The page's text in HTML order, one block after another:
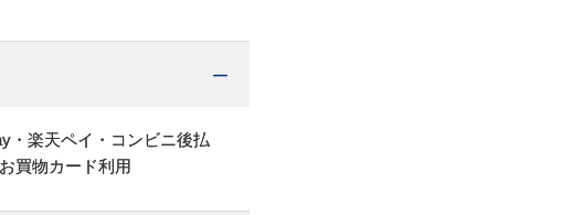
・楽天ペイ・コンビニ後払
買物カード利用